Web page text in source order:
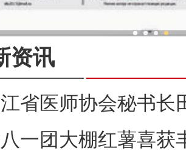
资讯
省医师协会秘书长
院调
一团大棚红薯喜获